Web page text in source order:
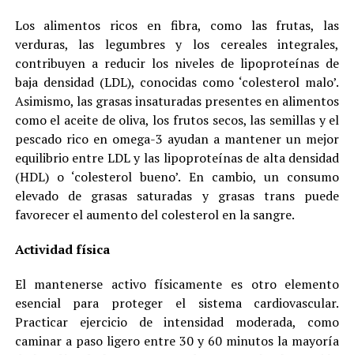
Los alimentos ricos en fibra, como las frutas, las
verduras, las legumbres y los cereales integrales,
contribuyen a reducir los niveles de lipoproteínas de
baja densidad (LDL), conocidas como ‘colesterol malo’.
Asimismo, las grasas insaturadas presentes en alimentos
como el aceite de oliva, los frutos secos, las semillas y el
pescado rico en omega-3 ayudan a mantener un mejor
equilibrio entre LDL y las lipoproteínas de alta densidad
(HDL) o ‘colesterol bueno’. En cambio, un consumo
elevado de grasas saturadas y grasas trans puede
favorecer el aumento del colesterol en la sangre.
Actividad física
El mantenerse activo físicamente es otro elemento
esencial para proteger el sistema cardiovascular.
Practicar ejercicio de intensidad moderada, como
caminar a paso ligero entre 30 y 60 minutos la mayoría